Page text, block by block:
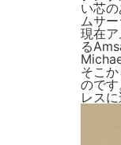
い芯
ムサ
現在
る
そこ
ので
レス